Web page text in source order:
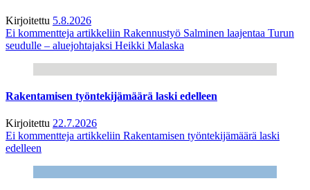
Kirjoitettu 5.8.2026
Ei kommentteja artikkeliin Rakennustyö Salminen laajentaa Turun
seudulle – aluejohtajaksi Heikki Malaska
Rakentamisen työntekijämäärä laski edelleen
Kirjoitettu 22.7.2026
Ei kommentteja artikkeliin Rakentamisen työntekijämäärä laski
edelleen